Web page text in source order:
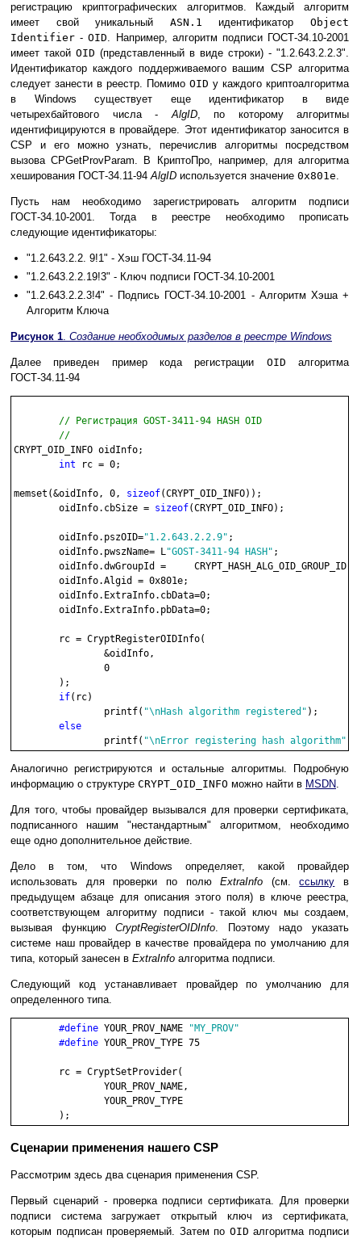
регистрацию криптографических алгоритмов. Каждый алгоритм
имеет свой уникальный ASN.1 идентификаторОbject
Identifier -OID. Например, алгоритм подписи ГОСТ-34.10-2001
имеет такой OID (представленный в виде строки) - "1.2.643.2.2.3".
Идентификатор каждого поддерживаемого вашим CSP алгоритма
следует занести в реестр. Помимо OID у каждого криптоалгоритма
в Windows существует еще идентификатор в виде
четырехбайтового числа -AlgID, по которому алгоритмы
идентифицируются в провайдере. Этот идентификатор заносится в
CSP и его можно узнать, перечислив алгоритмы посредством
вызова CPGetProvParam. В КриптоПро, например, для алгоритма
хеширования ГОСТ-34.11-94AlgID используется значение 0x801e.
Пусть нам необходимо зарегистрировать алгоритм подписи
ГОСТ-34.10-2001. Тогда в реестре необходимо прописать
следующие идентификаторы:
"1.2.643.2.2. 9!1" - Хэш ГОСТ-34.11-94
"1.2.643.2.2.19!3" - Ключ подписи ГОСТ-34.10-2001
"1.2.643.2.2.3!4" - Подпись ГОСТ-34.10-2001 - Алгоритм Хэша +
Алгоритм Ключа
Рисунок 1. Создание необходимых разделов в реестре Windows
Далее приведен пример кода регистрации OID алгоритма
ГОСТ-34.11-94
// Регистрация GOST-3411-94 HASH OID
	//
CRYPT_OID_INFO oidInfo;
int rc = 0;
memset(&oidInfo, 0, sizeof(CRYPT_OID_INFO));
	oidInfo.cbSize =
sizeof(CRYPT_OID_INFO);
	oidInfo.pszOID=
"1.2.643.2.2.9" ;
	oidInfo.pwszName= L
"GOST-3411-94 HASH" ;
if(rc)
		printf(
"\nHash algorithm registered" );
		printf(
"\nError registering hash algorithm"
Аналогично регистрируются и остальные алгоритмы. Подробную
информацию о структуре CRYPT_OID_INFO можно найти в MSDN.
Для того, чтобы провайдер вызывался для проверки сертификата,
подписанного нашим "нестандартным" алгоритмом, необходимо
еще одно дополнительное действие.
Дело в том, что Windows определяет, какой провайдер
использовать для проверки по полюExtraInfo (см.ссылку в
предыдущем абзаце для описания этого поля) в ключе реестра,
соответствующем алгоритму подписи - такой ключ мы создаем,
вызывая функциюCryptRegisterOIDInfo. Поэтому надо указать
системе наш провайдер в качестве провайдера по умолчанию для
типа, который занесен в ExtraInfo алгоритма подписи.
Следующий код устанавливает провайдер по умолчанию для
определенного типа.
#define YOUR_PROV_NAME
"MY_PROV"
#define YOUR_PROV_TYPE 75
Сценарии применения нашего CSP
Рассмотрим здесь два сценария применения CSP.
Первый сценарий - проверка подписи сертификата. Для проверки
подписи система загружает открытый ключ из сертификата,
которым подписан проверяемый. Затем по OID алгоритма подписи